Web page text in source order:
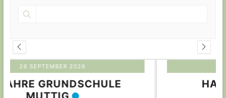
HALLOWEENPARTY